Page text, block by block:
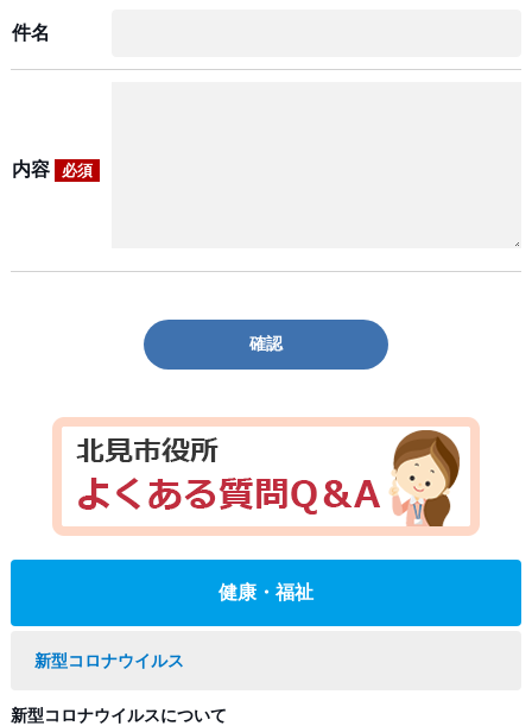
件名
内容 必須
確認
健康・福祉
新型コロナウイルス
新型コロナウイルスについて